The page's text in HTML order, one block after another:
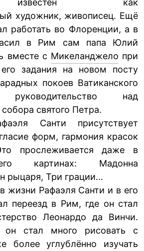
художник, живописец. Ещё
работать во Флоренции, а в
в Рим сам папа Юлий
вместе с Микеланджело при
задания на новом посту
покоев Ватиканского
над
святого Петра.
Санти присутствует
форм, гармония красок
прослеживается даже в
картинах: Мадонна
рыцаря, Три грации…
жизни Рафаэля Санти и в его
переезд в Рим, где он стал
Леонардо да Винчи.
стал много рисовать с
более углублённо изучать